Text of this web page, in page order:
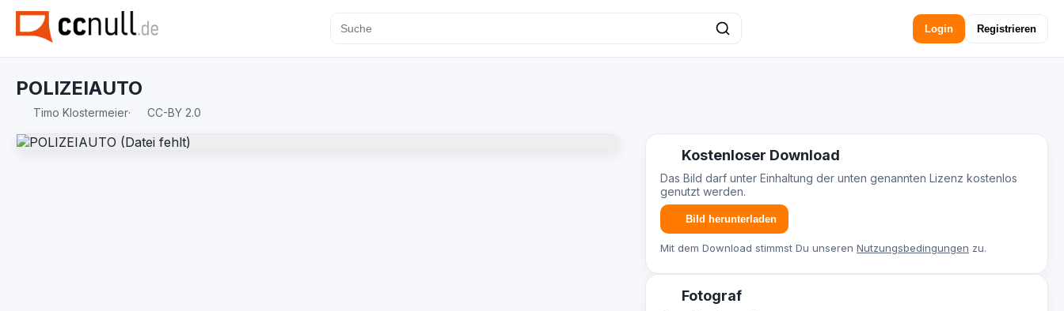
Login Registrieren
POLIZEIAUTO
Timo Klostermeier· CC-BY 2.0
Kostenloser Download
Das Bild darf unter Einhaltung der unten genannten Lizenz kostenlos
genutzt werden.
Bild herunterladen
Mit dem Download stimmst Du unserenNutzungsbedingungen zu.
Fotograf